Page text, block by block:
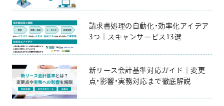
請求書処理の自動化・効率化アイデア
3つ｜スキャンサービス13選
新リース会計基準対応ガイド｜変更
点・影響・実務対応まで徹底解説